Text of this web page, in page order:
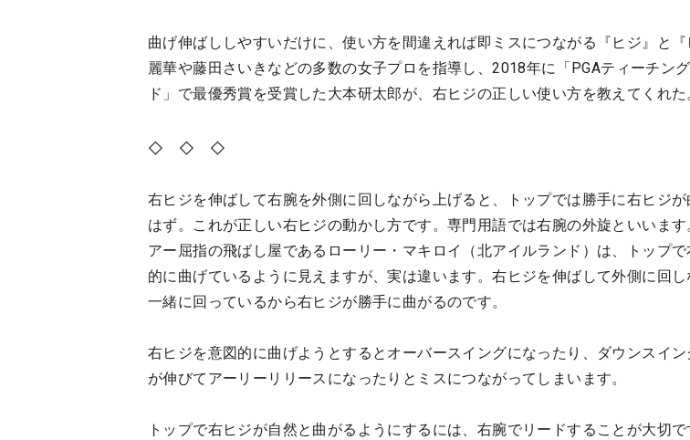
曲げ伸ばししやすいだけに、使い方を間違えれば即ミスにつながる『ヒジ』と
麗華や藤田さいきなどの多数の女子プロを指導し、2018年に「PGAティーチン
ド」で最優秀賞を受賞した大本研太郎が、右ヒジの正しい使い方を教えてくれた
◇ ◇ ◇
右ヒジを伸ばして右腕を外側に回しながら上げると、トップでは勝手に右ヒジが
はず。これが正しい右ヒジの動かし方です。専門用語では右腕の外旋といいま
アー屈指の飛ばし屋であるローリー・マキロイ（北アイルランド）は、トップで
的に曲げているように見えますが、実は違います。右ヒジを伸ばして外側に回し
一緒に回っているから右ヒジが勝手に曲がるのです。
右ヒジを意図的に曲げようとするとオーバースイングになったり、ダウンスイ
が伸びてアーリーリリースになったりとミスにつながってしまいます。
トップで右ヒジが自然と曲がるようにするには、右腕でリードすることが大切